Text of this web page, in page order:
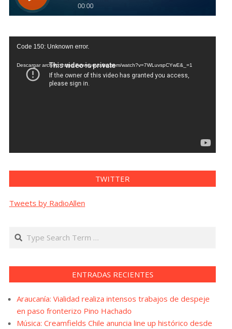
Reproductor
vídeo
Code 150: Unknown error.
Descargar archivo: https://www.youtube.com/watch?v=7WLuvspCYwE&_=1
TWITTER
Tweets by RadioAllen
Search
ENTRADAS RECIENTES
Araucanía: Vialidad realiza intensos trabajos de despeje
en paso fronterizo Pino Hachado
Música: Creamfields Chile anuncia line up histórico desde